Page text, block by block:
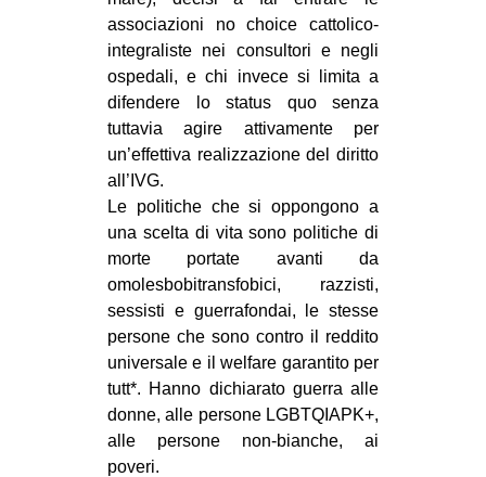
associazioni no choice cattolico-
integraliste nei consultori e negli
ospedali, e chi invece si limita a
difendere lo status quo senza
tuttavia agire attivamente per
un’effettiva realizzazione del diritto
all’IVG.
Le politiche che si oppongono a
una scelta di vita sono politiche di
morte portate avanti da
omolesbobitransfobici, razzisti,
sessisti e guerrafondai, le stesse
persone che sono contro il reddito
universale e il welfare garantito per
tutt*. Hanno dichiarato guerra alle
donne, alle persone LGBTQIAPK+,
alle persone non-bianche, ai
poveri.